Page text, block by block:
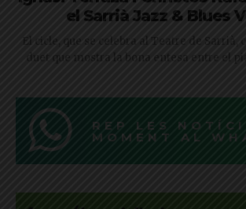
el Sarrià Jazz & Blues
El cicle, que se celebra al Teatre de Sarrià,
duet que mostra la bona entesa entre el
REP LES
MOMENT AL